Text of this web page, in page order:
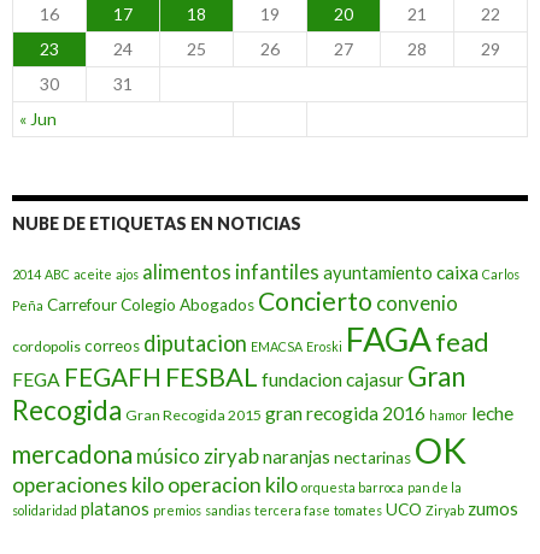
i
« Jun
16
17 18 19 20 21
22
23
24 25 26 27 28
29
30
31
NUBE DE ETIQUETAS EN NOTICIAS
2014 ABC aceite ajos alimentos infantiles ayuntamiento caixa Carlos
Peña CarrefourColegio Abogados Concierto convenio
cordopolis correos diputacion EMACSA Eroski FAGAfead
FEGA FEGAFH FESBAL fundacion cajasur Gran
Recogida Gran Recogida 2015 gran recogida 2016 hamor leche
mercadona músico ziryabnaranjas nectarinas OK
operaciones kilooperacion kilo orquesta barroca pan de la
solidaridad platanos premios sandias tercera fase tomates UCO Ziryab zumos